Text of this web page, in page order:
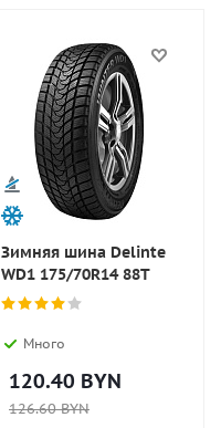
Зимняя шина Delinte
WD1 175/70R14 88T
Много
120.40 BYN
126.60BYN